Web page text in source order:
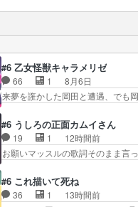
ぎとユキが人間態になれなくな
は、終わったけど始まったばか
がよすぎてぎゅっときた。それ
ます！！まだまだ語りまくり…
なしの名作！ラストは47… ず～
る！ほんと最後まで一貫し…
#6 乙女怪獣キャラメリゼ
66 1
8月6日
来夢を誑かした岡田と遭遇、で
なからのメイク道具が、らいり
ーの影響で理想に向けて努力す
ゴ〇ラの怪獣大決戦!?w黒絵の
のルッキズムと相対する話とし
の小河内ダムに来た黒絵た… ラ
たクズ男ハルゴンが懲ら… メイ
#6 うしろの正面カムイさん
19 1
12時間前
お願いマッスルの歌詞そのまま
大量に成仏させた ジェットバ
6人は流石絶倫カムイ婆もしっ
通悪霊の除霊ツアー。Aパはい
#6 これ描いて死ね
36 1
13時間前